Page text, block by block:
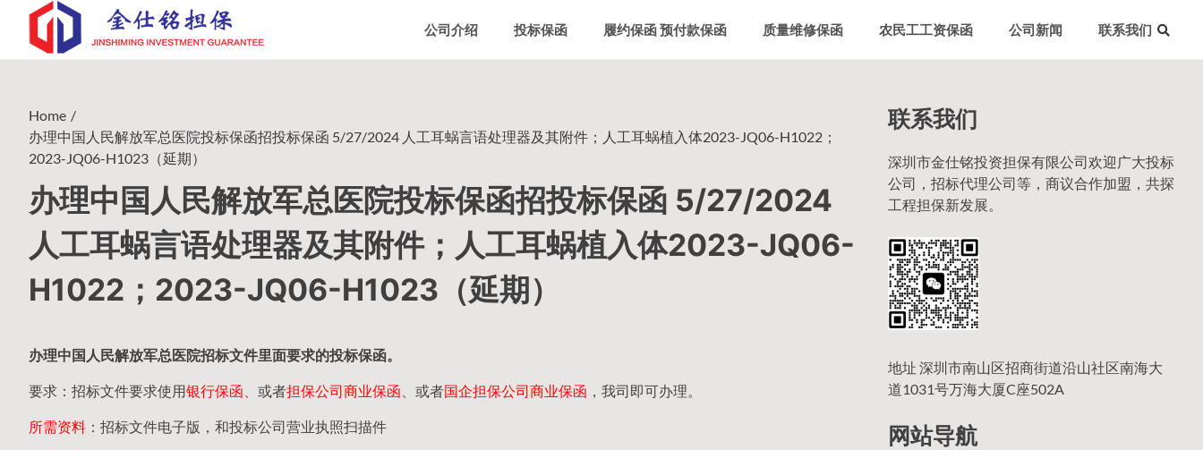
content
公司介绍 投标保函 履约保函 预付款保函 质量维修保函 农民工工资保函 公司新闻 联系我们
Home
办理中国人民解放军总医院投标保函招投标保函 5/27/2024 人工耳蜗言语处理器及其附件；人工耳蜗植入体2023-JQ06-H1022；
2023-JQ06-H1023（延期）
办理中国人民解放军总医院投标保函招投标保函 5/27/2024
人工耳蜗言语处理器及其附件；人工耳蜗植入体2023-JQ06-
H1022；2023-JQ06-H1023（延期）
办理中国人民解放军总医院招标文件里面要求的投标保函。
要求：招标文件要求使用银行保函、 或者担保公司商业保函 、或者国企担保公司商业保函 ，我司即可办理。
所需资料 ：招标文件电子版，和投标公司营业执照扫描件
联系我们
深圳市金仕铭投资担保有限公司欢迎广大投标
公司，招标代理公司等，商议合作加盟，共探
工程担保新发展。
地址 深圳市南山区招商街道沿山社区南海大
道1031号万海大厦C座502A
网站导航